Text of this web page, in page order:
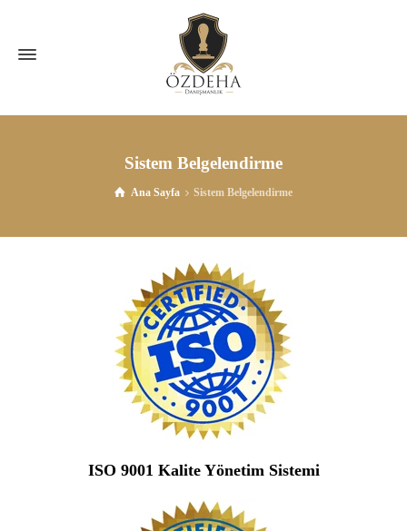
Sistem Belgelendirme
Ana Sayfa Sistem Belgelendirme
ISO 9001 Kalite Yönetim Sistemi